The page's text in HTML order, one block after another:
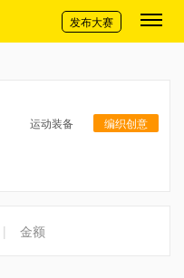
切换导航
发布大赛
运动装备 编织创意
| 金额